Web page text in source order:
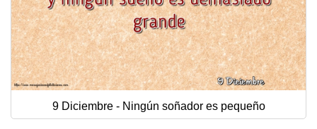
9 Diciembre - Ningún soñador es pequeño